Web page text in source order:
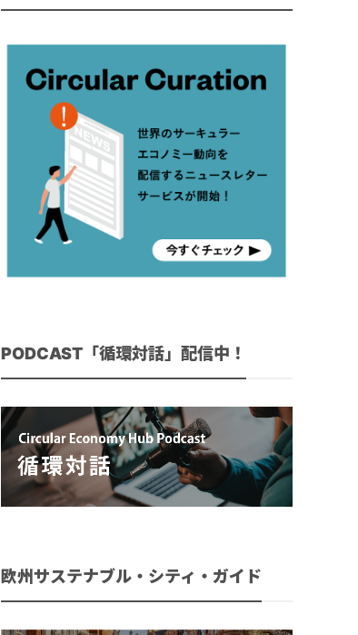
PODCAST「循環対話」配信中！
欧州サステナブル・シティ・ガイド